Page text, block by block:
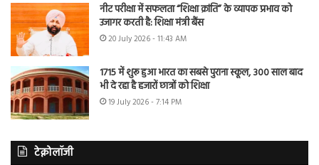
नीट परीक्षा में सफलता “शिक्षा क्रांति” के व्यापक प्रभाव को
उजागर करती है: शिक्षा मंत्री बैंस
20 July 2026 - 11:43 AM
1715 में शुरू हुआ भारत का सबसे पुराना स्कूल, 300 साल बाद
भी दे रहा है हजारों छात्रों को शिक्षा
19 July 2026 - 7:14 PM
टेक्नोलॉजी